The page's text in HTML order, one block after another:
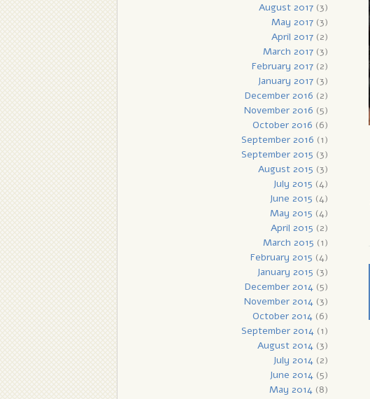
August 2017(3)
May 2017(3)
April 2017(2)
March 2017(3)
February 2017(2)
January 2017(3)
December 2016 (2)
November 2016 (5)
October 2016 (6)
September 2016 (1)
September 2015 (3)
August 2015 (3)
July 2015 (4)
June 2015 (4)
May 2015 (4)
April 2015 (2)
March 2015 (1)
February 2015 (4)
January 2015 (3)
December 2014(5)
November 2014(3)
October 2014(6)
September 2014(1)
August 2014(3)
July 2014(2)
June 2014(5)
May 2014(8)